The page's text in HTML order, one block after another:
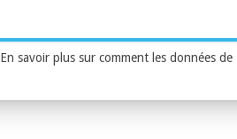
En savoir plus sur comment les données de